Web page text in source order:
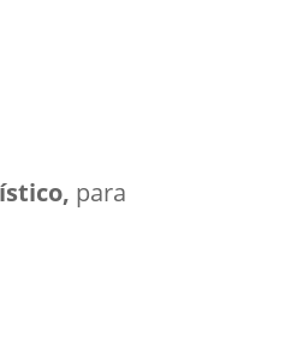
para